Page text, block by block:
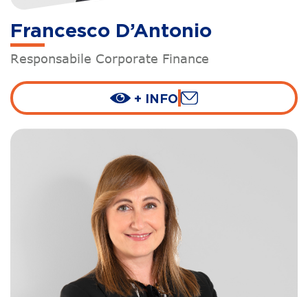
Francesco D’Antonio
Responsabile Corporate Finance
+ INFO